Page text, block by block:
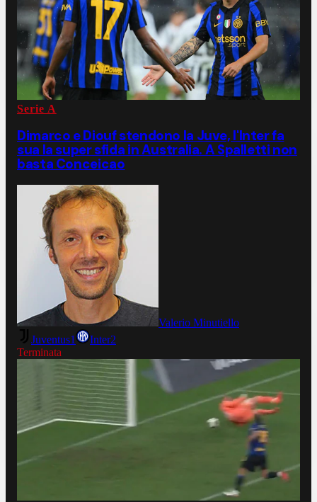
Serie A
Dimarco e Diouf stendono la Juve, l'Inter fa
sua la super sfida in Australia. A Spalletti non
basta Conceicao
Valerio Minutiello
Juventus1 Inter2
Terminata